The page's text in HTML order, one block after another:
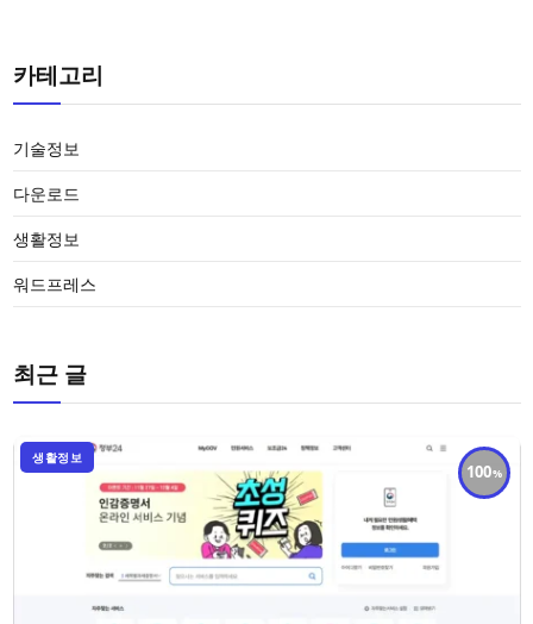
카테고리
기술정보
다운로드
생활정보
워드프레스
최근 글
100
생활정보